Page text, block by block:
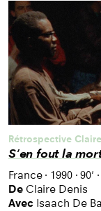
Rétrospective
S'en fout la
France· 1990·90' ·
De Claire Denis
Avec Isaach De